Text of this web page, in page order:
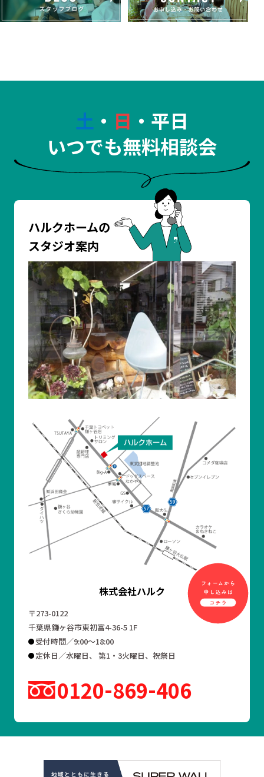
土 ・ 日 ・平日
いつでも無料相談会
ハルクホームの
スタジオ案内
株式会社ハルク
〒273-0122
千葉県鎌ヶ谷市東初富4-36-5 1F
受付時間／9:00～18:00
定休日／水曜日、 第1・3火曜日、祝祭日
0120 869 406